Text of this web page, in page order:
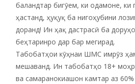
баландтар бигӯем, ки одамоне,
ҳастанд, ҳуқуқ ба нигоҳубини
доранд! Ин ҳақ дастрасӣ ба
беҳтаринро дар бар мегирад.
Табобатҳои кӯҳнаи ШМС имрӯз
мешаванд. Ин табобатҳо 18+
ва самаранокиашон камтар аз